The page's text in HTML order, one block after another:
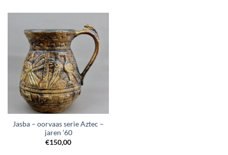
Jasba – oorvaas serie Aztec –
jaren ’60
€150,00